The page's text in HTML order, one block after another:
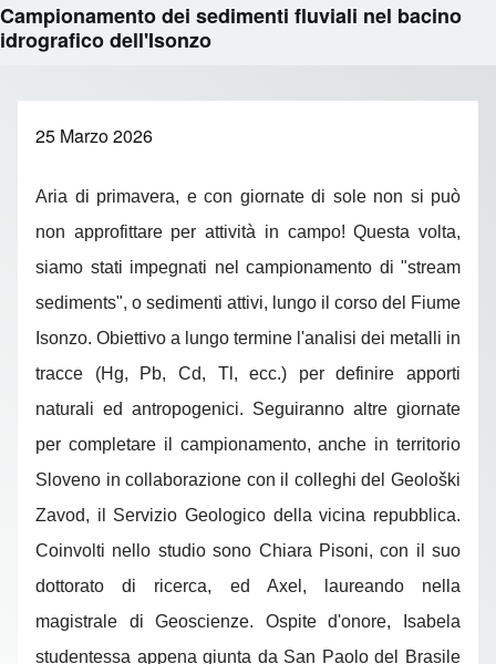
Campionamento dei sedimenti fluviali nel bacino
idrografico dell'Isonzo
25 Marzo 2026
Aria di primavera, e con giornate di sole non si può
non approfittare per attività in campo! Questa volta,
siamo stati impegnati nel campionamento di "stream
sediments", o sedimenti attivi, lungo il corso del Fiume
Isonzo. Obiettivo a lungo termine l'analisi dei metalli in
tracce (Hg, Pb, Cd, Tl, ecc.) per definire apporti
naturali ed antropogenici. Seguiranno altre giornate
per completare il campionamento, anche in territorio
Sloveno in collaborazione con il colleghi del Geološki
Zavod, il Servizio Geologico della vicina repubblica.
Coinvolti nello studio sono Chiara Pisoni, con il suo
dottorato di ricerca, ed Axel, laureando nella
magistrale di Geoscienze. Ospite d'onore, Isabela
studentessa appena giunta da San Paolo del Brasile